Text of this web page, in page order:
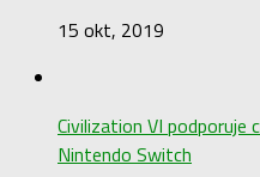
15 okt, 2019
Civilization VI podporuje
Nintendo Switch